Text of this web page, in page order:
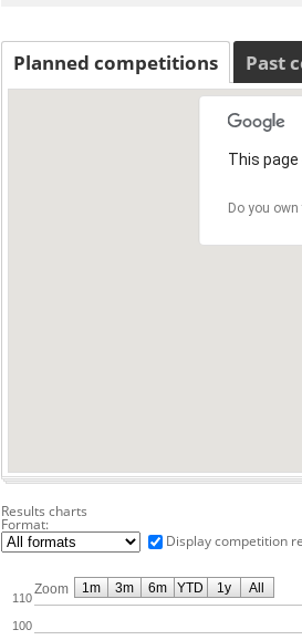
Planned competitions Past
This
Do you
Results charts
Format:
Display competition
Zoom
100
110
1m 3m 6m YTD 1y All